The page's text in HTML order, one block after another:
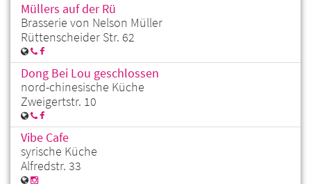
Müllers auf der Rü
Brasserie von Nelson Müller
Rüttenscheider Str. 62
Dong Bei Lou geschlossen
nord-chinesische Küche
Zweigertstr. 10
Vibe Cafe
syrische Küche
Alfredstr. 33